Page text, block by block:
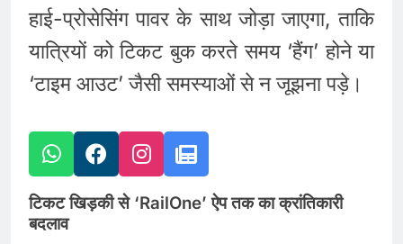
हाई-प्रोसेसिंग पावर के साथ जोड़ा जाएगा, ताकि
यात्रियों को टिकट बुक करते समय ‘हैंग’ होने या
‘टाइम आउट’ जैसी समस्याओं से न जूझना पड़े।
टिकट खिड़की से ‘RailOne’ ऐप तक का क्रांतिकारी
बदलाव